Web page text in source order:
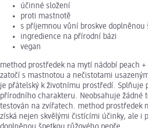
účinné složení
proti mastnotě
s příjemnou vůní broskve doplněnou
ingredience na přírodní bázi
vegan
method prostředek na mytí nádobí peach
zatočí s mastnotou a nečistotami
je přátelský k životnímu prostředí. Splňuje
přírodního charakteru. Neobsahuje žádné
testován na zvířatech. method prostředek
získá nejen skvělými čistícími účinky, ale i